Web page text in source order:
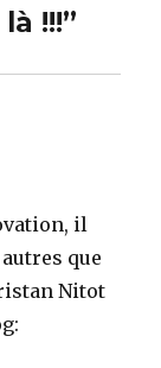
!!!”
il
que
Nitot